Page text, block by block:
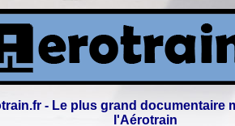
- Le plus grand documentaire
l'Aérotrain